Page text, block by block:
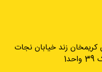
کریمخان زند خیابان نجات